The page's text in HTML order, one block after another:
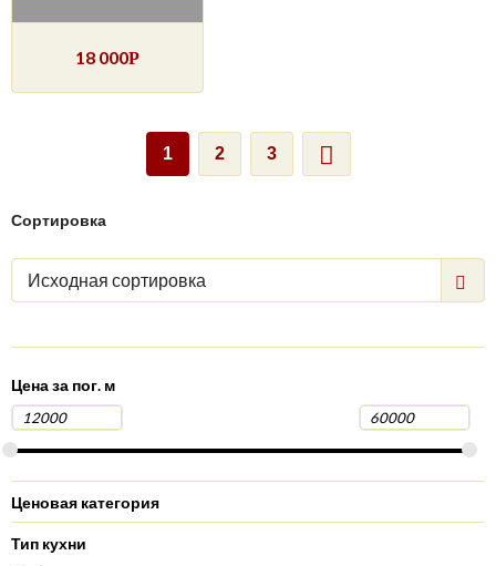
18 000Р
1 2 3
Сортировка
Исходная сортировка
Цена за пог. м
Ценовая категория
Тип кухни